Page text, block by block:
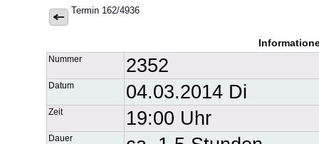
Termin 162/4936
Nummer 2352
Datum 04.03.2014 Di
Zeit 19:00 Uhr
Dauer